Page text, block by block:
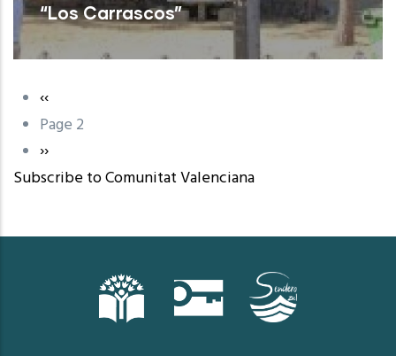
“Los Carrascos”
L'Alfàs del Pi (Alicante)
Pagination
Previous
page
‹‹
Page 2
Next
page
››
Subscribe to Comunitat Valenciana